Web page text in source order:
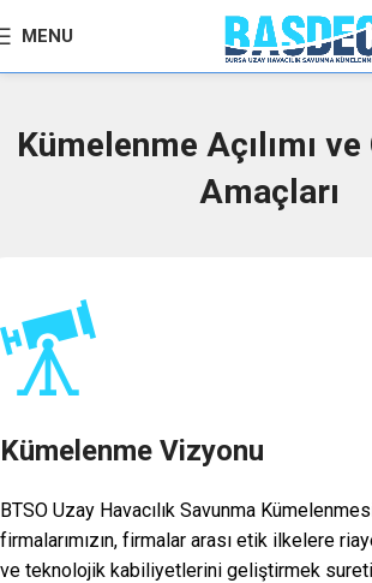
MENU
Kümelenme Açılımı
Amaçları
Kümelenme Vizyonu
BTSO Uzay Havacılık Savunma
firmalarımızın, firmalar arası etik ilkelere
ve teknolojik kabiliyetlerini geliştirmek